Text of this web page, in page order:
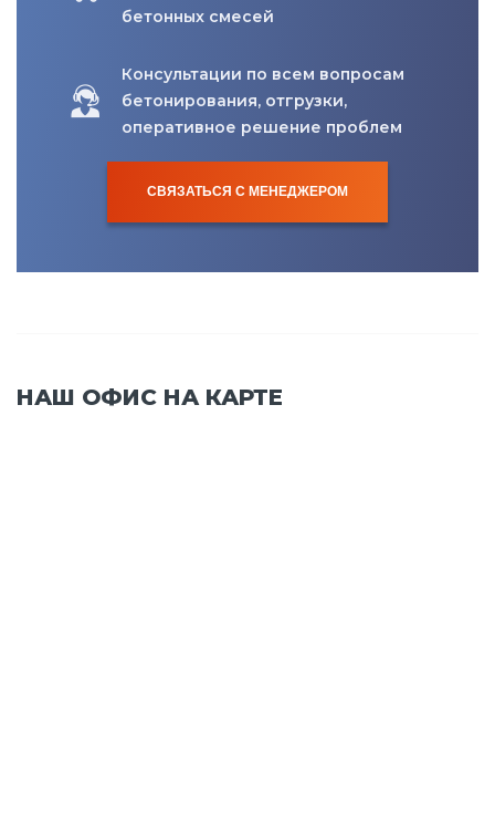
бетонных смесей
Консультации по всем вопросам
бетонирования, отгрузки,
оперативное решение проблем
СВЯЗАТЬСЯ С МЕНЕДЖЕРОМ
НАШ ОФИС НА КАРТЕ